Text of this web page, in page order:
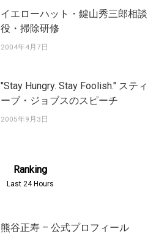
イエローハット・鍵山秀三郎相談
役・掃除研修
2004年4月7日
"Stay Hungry. Stay Foolish." スティ
ーブ・ジョブスのスピーチ
2005年9月3日
Ranking
Last 24 Hours
熊谷正寿 – 公式プロフィール